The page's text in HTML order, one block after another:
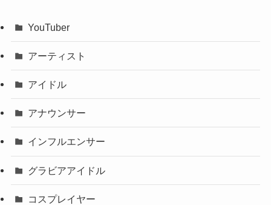
YouTuber
アーティスト
アイドル
アナウンサー
インフルエンサー
グラビアアイドル
コスプレイヤー